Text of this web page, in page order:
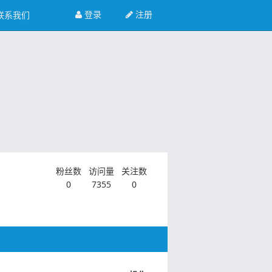
注册
登录
系我们
粉丝数
0
访问量
7355
关注数
0